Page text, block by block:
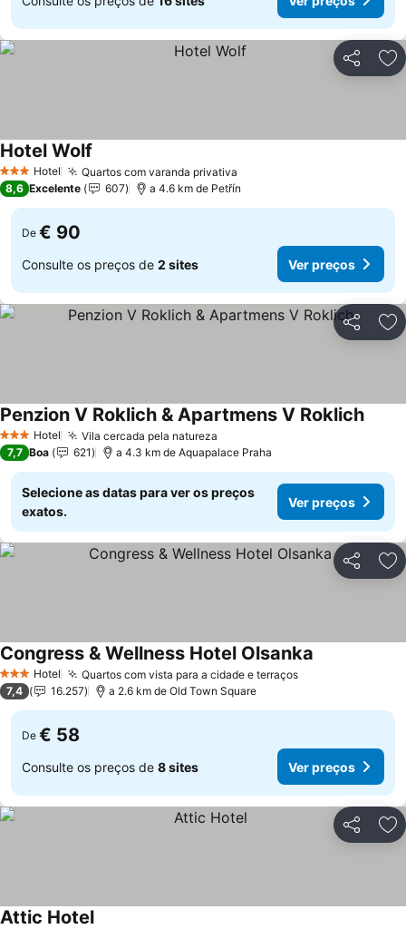
Partilhar
3 EstrelasHotel Quartos com varanda privativa
Hotel Wolf
8,6 Excelente 607 a 4.6 km de Petřín
De € 90
Consulte os preços de 2 sites Ver preços
Partilhar
3 EstrelasHotel Vila cercada pela natureza
Penzion V Roklich & Apartmens V Roklich
7,7 Boa 621 a 4.3 km de Aquapalace Praha
Selecione as datas para ver os preços
exatos.
Ver preços
Partilhar
3 EstrelasHotel Quartos com vista para a cidade e terraços
Congress & Wellness Hotel Olsanka
7,4 16.257 a 2.6 km de Old Town Square
De € 58
Consulte os preços de 8 sites Ver preços
Partilhar
Attic Hotel